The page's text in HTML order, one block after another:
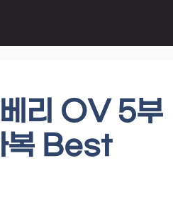
리 OV 5부
복 Best